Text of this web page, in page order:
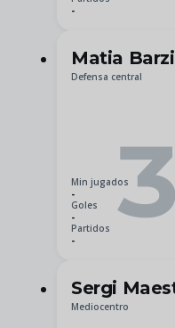
-
Matia
Defensa central
Min jugados
-
Goles
-
Partidos
-
Sergi
Mediocentro